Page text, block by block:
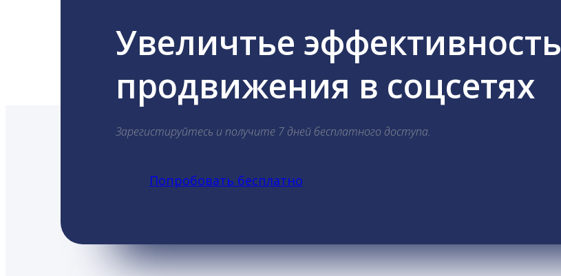
Увеличтье эффективность
продвижения в соцсетях
Зарегистируйтесь и получите 7 дней бесплатного доступа.
Попробовать бесплатно